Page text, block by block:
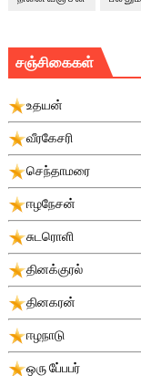
சஞ்சிகைகள்
உதயன்
வீரகேசரி
செந்தாமரை
ஈழநேசன்
சுடரொளி
தினக்குரல்
தினகரன்
ஈழநாடு
ஒரு பே்பபர்